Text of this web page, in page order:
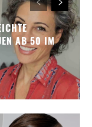
AB 50 IM